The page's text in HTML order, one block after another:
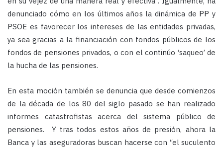
denunciado cómo en los últimos años la dinámica de PP y
PSOE es favorecer los intereses de las entidades privadas,
ya sea gracias a la financiación con fondos públicos de los
fondos de pensiones privados, o con el continúo ‘saqueo’ de
la hucha de las pensiones.
En esta moción también se denuncia que desde comienzos
de la década de los 80 del siglo pasado se han realizado
informes catastrofistas acerca del sistema público de
pensiones. Y tras todos estos años de presión, ahora la
Banca y las aseguradoras buscan hacerse con “el suculento